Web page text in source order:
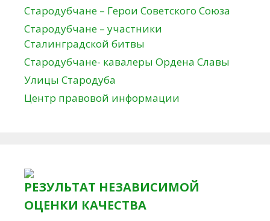
Стародубчане – Герои Советского Союза
Стародубчане – участники
Сталинградской битвы
Стародубчане- кавалеры Ордена Славы
Улицы Стародуба
Центр правовой информации
РЕЗУЛЬТАТ НЕЗАВИСИМОЙ
ОЦЕНКИ КАЧЕСТВА